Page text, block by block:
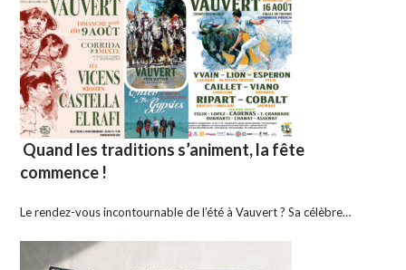
Quand les traditions s’animent, la fête
commence !
Le rendez-vous incontournable de l’été à Vauvert ? Sa célèbre…